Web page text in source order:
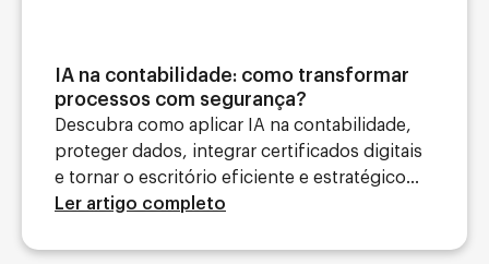
IA na contabilidade: como transformar
processos com segurança?
Descubra como aplicar IA na contabilidade,
proteger dados, integrar certificados digitais
e tornar o escritório eficiente e estratégico...
Ler artigo completo